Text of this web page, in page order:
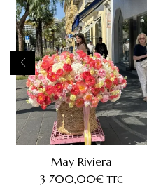
May Riviera
3 700,00€ TTC